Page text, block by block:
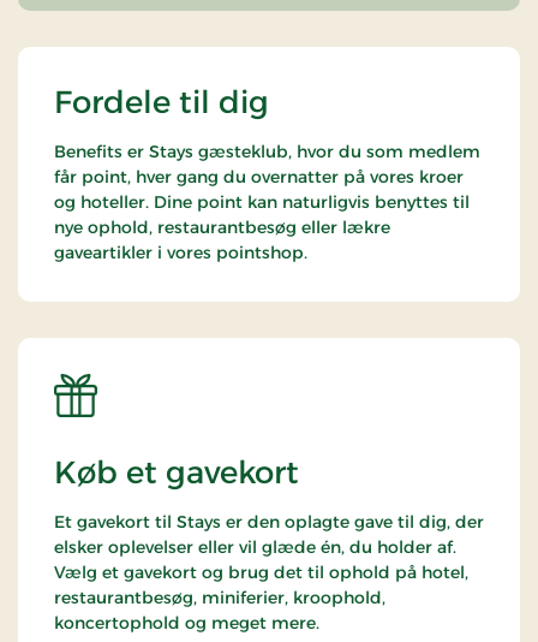
Fordele til dig
Benefits er Stays gæsteklub, hvor du som medlem
får point, hver gang du overnatter på vores kroer
og hoteller. Dine point kan naturligvis benyttes til
nye ophold, restaurantbesøg eller lækre
gaveartikler i vores pointshop.
Køb et gavekort
Et gavekort til Stays er den oplagte gave til dig, der
elsker oplevelser eller vil glæde én, du holder af.
Vælg et gavekort og brug det til ophold på hotel,
restaurantbesøg, miniferier, kroophold,
koncertophold og meget mere.